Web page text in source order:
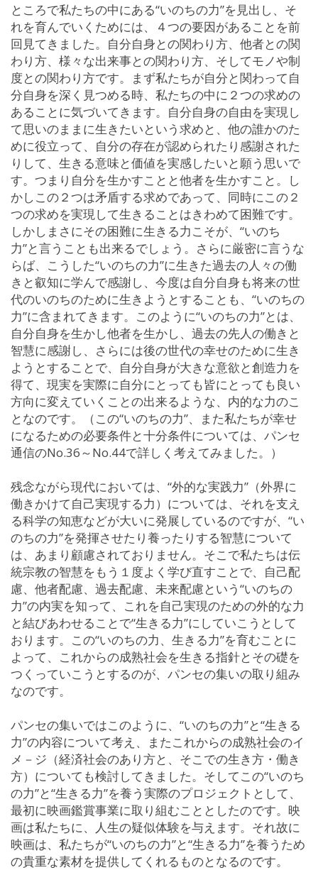
ところで私たちの中にある“いのちの力”を見出し、そ
れを育んでいくためには、４つの要因があることを前
回見てきました。自分自身との関わり方、他者との関
わり方、様々な出来事との関わり方、そしてモノや制
度との関わり方です。まず私たちが自分と関わって自
分自身を深く見つめる時、私たちの中に２つの求めの
あることに気づいてきます。自分自身の自由を実現し
て思いのままに生きたいという求めと、他の誰かのた
めに役立って、自分の存在が認められたり感謝された
りして、生きる意味と価値を実感したいと願う思いで
す。つまり自分を生かすことと他者を生かすこと。し
かしこの２つは矛盾する求めであって、同時にこの２
つの求めを実現して生きることはきわめて困難です。
しかしまさにその困難に生きる力こそが、“いのち
力”と言うことも出来るでしょう。さらに厳密に言うな
らば、こうした“いのちの力”に生きた過去の人々の働
きと叡知に学んで感謝し、今度は自分自身も将来の世
代のいのちのために生きようとすることも、“いのちの
力”に含まれてきます。このように“いのちの力”とは、
自分自身を生かし他者を生かし、過去の先人の働きと
智慧に感謝し、さらには後の世代の幸せのために生き
ようとすることで、自分自身が大きな意欲と創造力を
得て、現実を実際に自分にとっても皆にとっても良い
方向に変えていくことの出来るような、内的な力のこ
となのです。（この“いのちの力”、また私たちが幸せ
になるための必要条件と十分条件については、パンセ
通信のNo.36～No.44で詳しく考えてみました。）
残念ながら現代においては、“外的な実践力”（外界に
働きかけて自己実現する力）については、それを支え
る科学の知恵などが大いに発展しているのですが、“い
のちの力”を発揮させたり養ったりする智慧について
は、あまり顧慮されておりません。そこで私たちは伝
統宗教の智慧をもう１度よく学び直すことで、自己配
慮、他者配慮、過去配慮、未来配慮という“いのちの
力”の内実を知って、これを自己実現のための外的な力
と結びあわせることで“生きる力”にしていこうとして
おります。この“いのちの力、生きる力”を育むことに
よって、これからの成熟社会を生きる指針とその礎を
つくっていこうとするのが、パンセの集いの取り組み
なのです。
パンセの集いではこのように、“いのちの力”と“生きる
力”の内容について考え、またこれからの成熟社会のイ
メ－ジ（経済社会のあり方と、そこでの生き方・働き
方）についても検討してきました。そしてこの“いのち
の力”と“生きる力”を養う実際のプロジェクトとして、
最初に映画鑑賞事業に取り組むこととしたのです。映
画は私たちに、人生の疑似体験を与えます。それ故に
映画は、私たちが“いのちの力”と“生きる力”を養うため
の貴重な素材を提供してくれるものとなるのです。